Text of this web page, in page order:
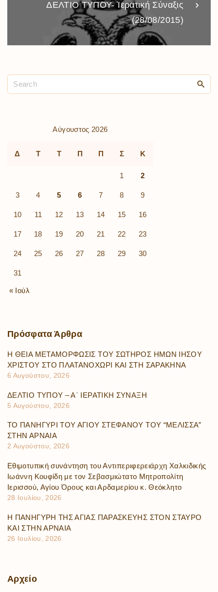
ΔΕΛΤΙΟ ΤΥΠΟΥ- Ἱερατική Σύναξις
(28/08/2015)
Αύγουστος 2026
Δ Τ Τ Π Π Σ Κ
1 2
3 4 5 6 7 8 9
10 11 12 13 14 15 16
17 18 19 20 21 22 23
24 25 26 27 28 29 30
31
« Ιούλ
Πρόσφατα Άρθρα
Η ΘΕΙΑ ΜΕΤΑΜΟΡΦΩΣΙΣ ΤΟΥ ΣΩΤΗΡΟΣ ΗΜΩΝ ΙΗΣΟΥ
ΧΡΙΣΤΟΥ ΣΤΟ ΠΛΑΤΑΝΟΧΩΡΙ ΚΑΙ ΣΤΗ ΣΑΡΑΚΗΝΑ
6 Αυγούστου, 2026
ΔΕΛΤΙΟ ΤΥΠΟΥ – Α΄ ΙΕΡΑΤΙΚΗ ΣΥΝΑΞΗ
5 Αυγούστου, 2026
ΤΟ ΠΑΝΗΓΥΡΙ ΤΟΥ ΑΓΙΟΥ ΣΤΕΦΑΝΟΥ ΤΟΥ “ΜΕΛΙΣΣΑ”
ΣΤΗΝ ΑΡΝΑΙΑ
2 Αυγούστου, 2026
Εθιμοτυπική συνάντηση του Αντιπεριφερειάρχη Χαλκιδικής
Ιωάννη Κουφίδη με τον Σεβασμιώτατο Μητροπολίτη
Ιερισσού, Αγίου Όρους και Αρδαμερίου κ. Θεόκλητο
28 Ιουλίου, 2026
Η ΠΑΝΗΓΥΡΗ ΤΗΣ ΑΓΙΑΣ ΠΑΡΑΣΚΕΥΗΣ ΣΤΟΝ ΣΤΑΥΡΟ
ΚΑΙ ΣΤΗΝ ΑΡΝΑΙΑ
26 Ιουλίου, 2026
Αρχείο